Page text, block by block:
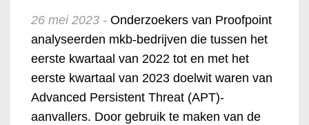
26 mei 2023 - Onderzoekers van Proofpoint
analyseerden mkb-bedrijven die tussen het
eerste kwartaal van 2022 tot en met het
eerste kwartaal van 2023 doelwit waren van
Advanced Persistent Threat (APT)-
aanvallers. Door gebruik te maken van de